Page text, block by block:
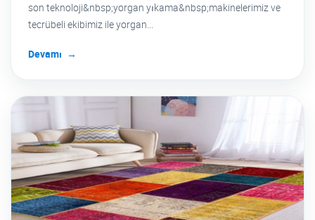
son teknoloji&nbsp;yorgan yıkama&nbsp;makinelerimiz ve
tecrübeli ekibimiz ile yorgan...
Devamı